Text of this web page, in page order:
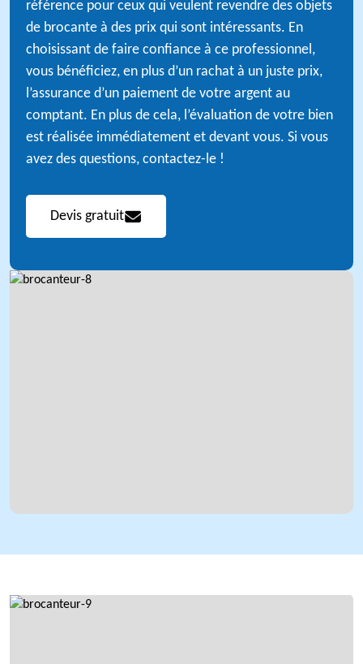
référence pour ceux qui veulent revendre des objets
de brocante à des prix qui sont intéressants. En
choisissant de faire confiance à ce professionnel,
vous bénéficiez, en plus d’un rachat à un juste prix,
l’assurance d’un paiement de votre argent au
comptant. En plus de cela, l’évaluation de votre bien
est réalisée immédiatement et devant vous. Si vous
avez des questions, contactez-le !
Devis gratuit